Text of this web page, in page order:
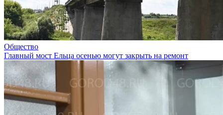
Общество
Главный мост Ельца осенью могут закрыть на ремонт